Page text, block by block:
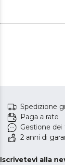
Spedizione
Paga a rate
Gestione
2 anni di
Iscrivetevi alla